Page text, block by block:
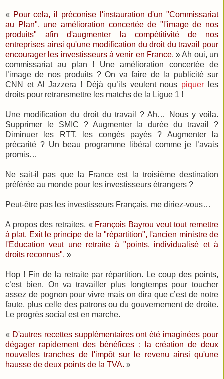
« Pour cela, il préconise l'instauration d'un "Commissariat
au Plan", une amélioration concertée de "l'image de nos
produits" afin d'augmenter la compétitivité de nos
entreprises ainsi qu'une modification du droit du travail pour
encourager les investisseurs à venir en France. » Ah oui, un
commissariat au plan ! Une amélioration concertée de
l’image de nos produits ? On va faire de la publicité sur
CNN et Al Jazzera ! Déjà qu’ils veulent nous piquer les
droits pour retransmettre les matchs de la Ligue 1 !
Une modification du droit du travail ? Ah… Nous y voila.
Supprimer le SMIC ? Augmenter la durée du travail ?
Diminuer les RTT, les congés payés ? Augmenter la
précarité ? Un beau programme libéral comme je l’avais
promis…
Ne sait-il pas que la France est la troisième destination
préférée au monde pour les investisseurs étrangers ?
Peut-être pas les investisseurs Français, me diriez-vous…
A propos des retraites, « François Bayrou veut tout remettre
à plat. Exit le principe de la "répartition", l'ancien ministre de
l'Education veut une retraite à "points, individualisé et à
droits reconnus". »
Hop ! Fin de la retraite par répartition. Le coup des points,
c’est bien. On va travailler plus longtemps pour toucher
assez de pognon pour vivre mais on dira que c’est de notre
faute, plus celle des patrons ou du gouvernement de droite.
Le progrès social est en marche.
« D'autres recettes supplémentaires ont été imaginées pour
dégager rapidement des bénéfices : la création de deux
nouvelles tranches de l'impôt sur le revenu ainsi qu'une
hausse de deux points de la TVA. »